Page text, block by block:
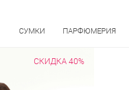
СУМКИ ПАРФЮМЕРИЯ
СКИДКА 40%